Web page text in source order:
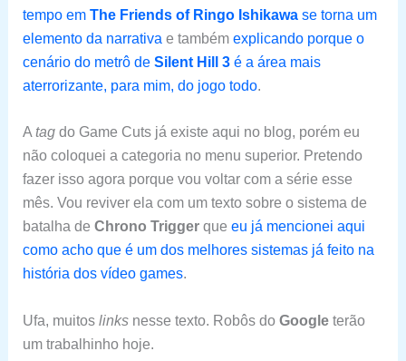
tempo em The Friends of Ringo Ishikawase torna um
elemento da narrativa e também explicando porque o
cenário do metrô de Silent Hill 3é a área mais
aterrorizante, para mim, do jogo todo.
A tagdo Game Cuts já existe aqui no blog, porém eu
não coloquei a categoria no menu superior. Pretendo
fazer isso agora porque vou voltar com a série esse
mês. Vou reviver ela com um texto sobre o sistema de
batalha de Chrono Triggerque eu já mencionei aqui
como acho que é um dos melhores sistemas já feito na
história dos vídeo games.
Ufa, muitos linksnesse texto. Robôs do Googleterão
um trabalhinho hoje.